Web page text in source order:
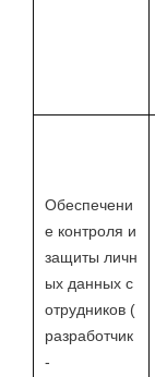
Обеспечени
е контроля и
защиты личн
ых данных с
отрудников (
разработчик
-